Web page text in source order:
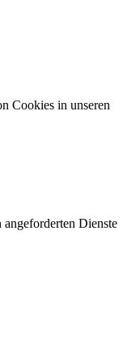
Cookies in unseren
Dienste